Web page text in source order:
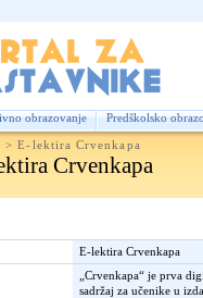
obrazovanje Predškolsko
>E-lektira Crvenkapa
Crvenkapa
E-lektira Crvenkapa
„Crvenkapa“ je prva
sadržaj za učenike u